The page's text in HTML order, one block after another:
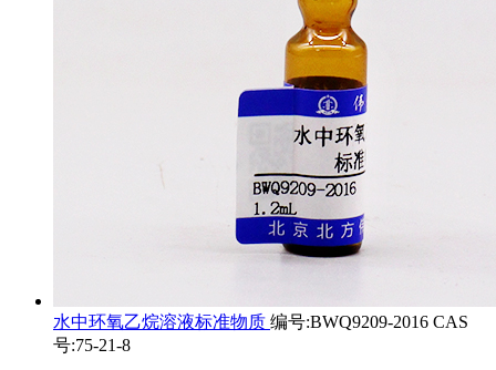
水中环氧乙烷溶液标准物质 编号:BWQ9209-2016 CAS
号:75-21-8